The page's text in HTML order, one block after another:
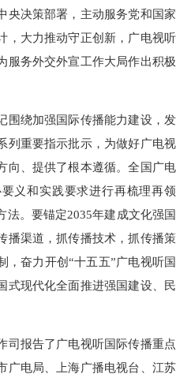
央决策部署，主动服务党和国家
，大力推动守正创新，广电视听
服务外交外宣工作大局作出积极
围绕加强国际传播能力建设，发
列重要指示批示，为做好广电视
向、提供了根本遵循。全国广电
义和实践要求进行再梳理再领
法。要锚定2035年建成文化强国
播渠道，抓传播技术，抓传播策
，奋力开创“十五五”广电视听国
式现代化全面推进强国建设、民
司报告了广电视听国际传播重点
广电局、上海广播电视台、江苏